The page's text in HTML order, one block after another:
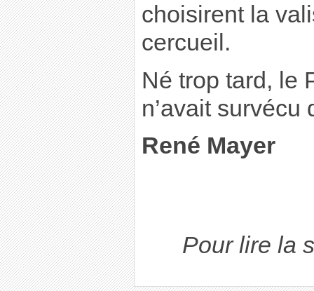
choisirent la
cercueil.
Né trop tard, le
n’avait
René Mayer
Pour lire la